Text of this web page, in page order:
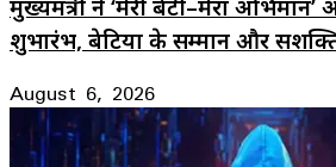
मुख्यमंत्री ने ‘मेरी बेटी–मेरा
शुभारंभ, बेटियों के सम्मान और
August 6, 2026